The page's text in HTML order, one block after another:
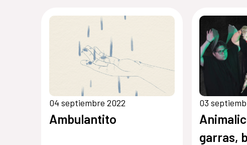
04 septiembre 2022
Ambulantito
03
garras,